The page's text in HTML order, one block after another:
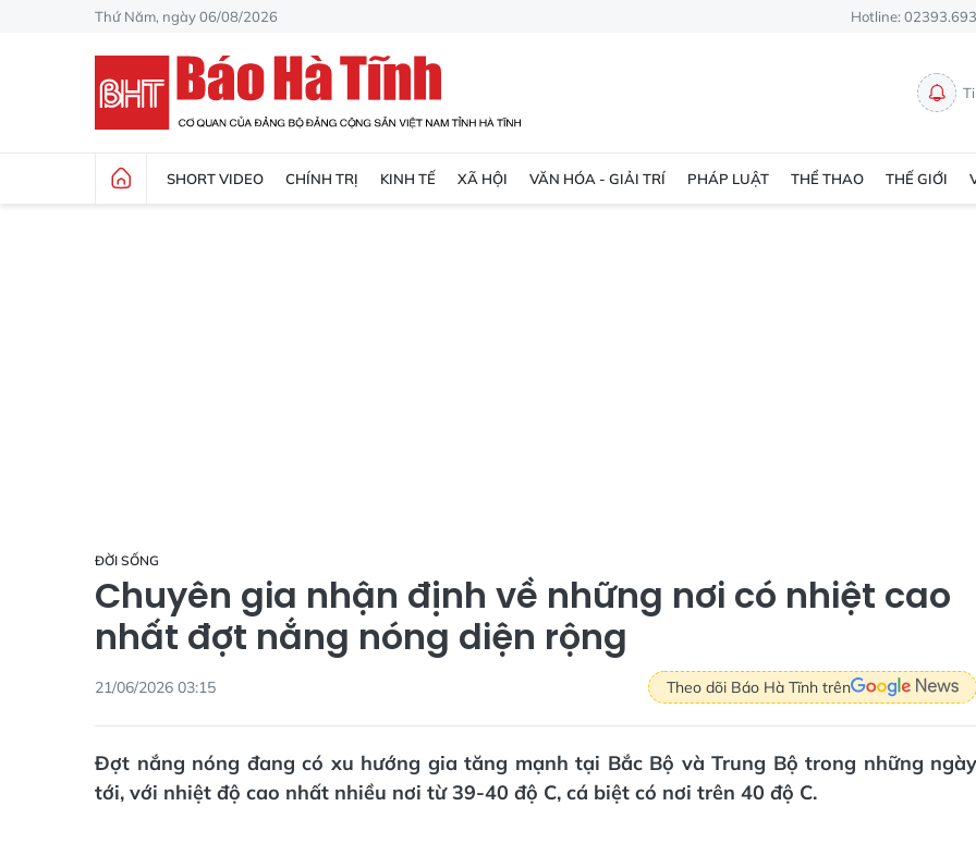
Thứ Năm, ngày 06/08/2026 Hotline:
SHORT VIDEO CHÍNH TRỊ KINH TẾ XÃ HỘI VĂN HÓA - GIẢI TRÍ PHÁP LUẬT THỂ THAO THẾ GIỚI
ĐỜI SỐNG
Chuyên gia nhận định về những nơi có nhiệt cao
nhất đợt nắng nóng diện rộng
21/06/2026 03:15 Theo dõi Báo Hà Tĩnh trên
Đợt nắng nóng đang có xu hướng gia tăng mạnh tại Bắc Bộ và Trung Bộ trong những ngày
tới, với nhiệt độ cao nhất nhiều nơi từ 39-40 độ C, cá biệt có nơi trên 40 độ C.